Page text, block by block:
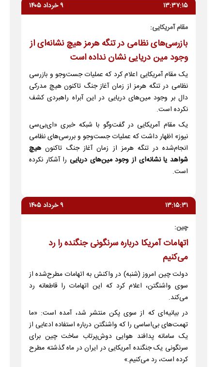
۱۳:۳۷:۱۵ ۹ خرداد ۱۴۰۵
مقام آمریکایی:
بازرسی‌های نظامی در تنگه هرمز هیچ نشانه‌ای از
وجود مین دریایی نشان نداده است
یک مقام آمریکایی اعلام کرد که عملیات جست‌وجو و بازرسی
نظامی در تنگه هرمز از زمان آغاز جنگ تاکنون هیچ مدرکی
دال بر وجود مین‌های دریایی در این آبراه راهبردی کشف
نکرده است.
یک مقام آمریکایی در گفت‌وگو با شبکه خبری «ای‌بی‌سی
نیوز» اظهار داشت که عملیات جست‌وجو و بررسی‌های نظامی
انجام‌شده در تنگه هرمز از زمان آغاز جنگ تاکنون هیچ
شواهد یا نشانه‌ای از وجود مین‌های دریایی را آشکار نکرده
است.
۱۳:۱۵:۳۱ ۹ خرداد ۱۴۰۵
چین:
اتهامات آمریکا درباره سرنگونی جنگنده را رد
می‌کنیم‌‌
دولت چین امروز (شنبه) در واکنش به اتهامات مطرح‌شده از
سوی واشنگتن، اعلام کرد که این اتهامات را قاطعانه رد
می‌کند.
در بیانیه‌ای که از سوی پکن منتشر شد، آمده است: «ما
تهمت‌های بی‌اساسی را که واشنگتن درباره استفاده ادعایی از
یک سامانه پدافند هوایی دوش‌پرتاب ساخت چین برای
سرنگونی یک جنگنده آمریکایی در ایران در ماه گذشته مطرح
کرده است، رد می‌کنیم.»